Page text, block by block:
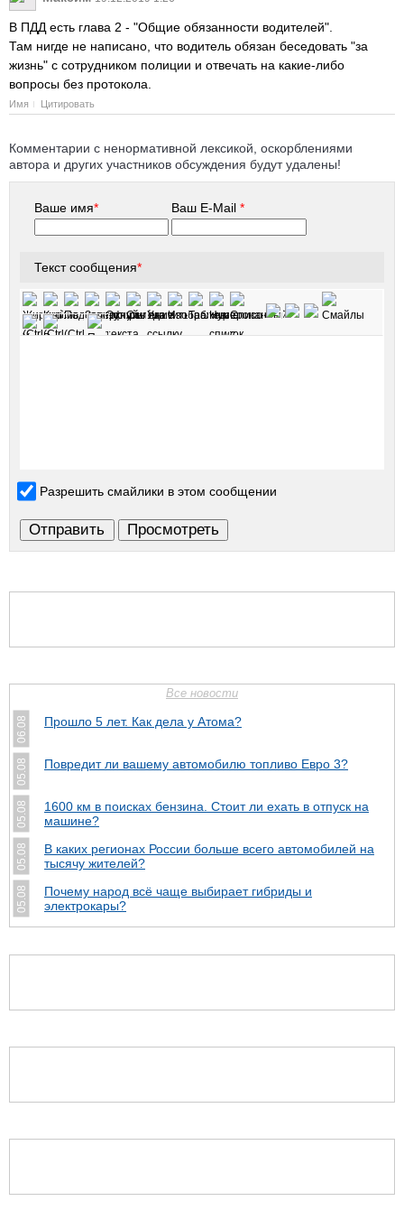
В ПДД есть глава 2 - "Общие обязанности водителей".
Там нигде не написано, что водитель обязан беседовать "за
жизнь" с сотрудником полиции и отвечать на какие-либо
вопросы без протокола.
Имя Цитировать
Комментарии с ненормативной лексикой, оскорблениями
автора и других участников обсуждения будут удалены!
Ваше имя* Ваш E-Mail*
Текст сообщения*
Разрешить смайлики в этом сообщении
Все новости
06.08 Прошло 5 лет. Как дела у Атома?
05.08 Повредит ли вашему автомобилю топливо Евро 3?
05.08
1600 км в поисках бензина. Стоит ли ехать в отпуск на
машине?
05.08
В каких регионах России больше всего автомобилей на
тысячу жителей?
05.08
Почему народ всё чаще выбирает гибриды и
электрокары?